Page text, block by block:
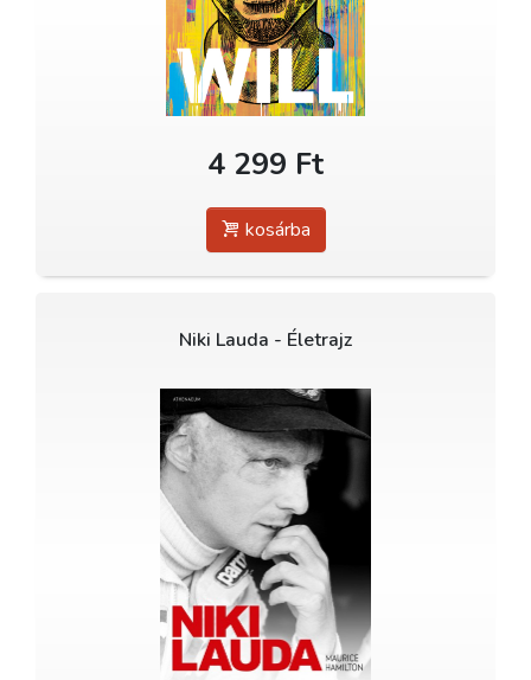
4 299 Ft
kosárba
Niki Lauda - Életrajz